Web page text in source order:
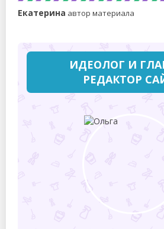
Екатерина автор материала
ИДЕОЛОГ И
РЕДАКТОР